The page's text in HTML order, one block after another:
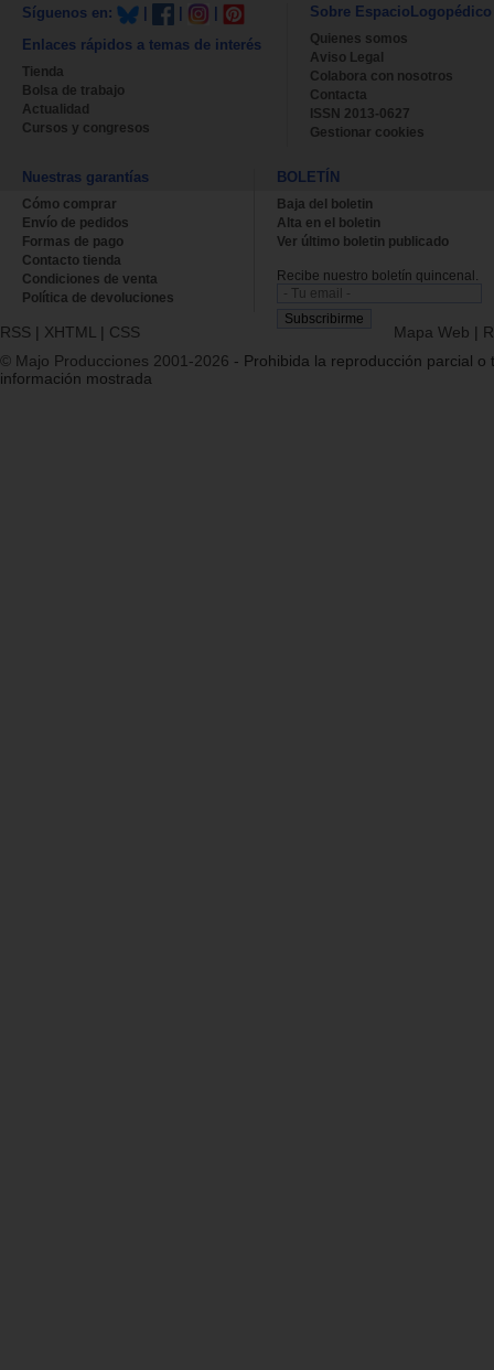
Síguenos en:
Enlaces rápidos a temas de interés
Tienda
Bolsa de trabajo
Actualidad
Cursos y congresos
Sobre EspacioLogopédico
Quienes somos
Aviso Legal
Colabora con nosotros
Contacta
ISSN 2013-0627
Gestionar cookies
Nuestras garantías
Cómo comprar
Envío de pedidos
Formas de pago
Contacto tienda
Condiciones de venta
Política de devoluciones
BOLETÍN
Baja del boletin
Alta en el boletin
Ver último boletin publicado
Recibe nuestro boletín quincenal.
RSS | XHTML | CSS Mapa Web |
© Majo Producciones 2001-2026 - Prohibida la reproducción parcial o
información mostrada